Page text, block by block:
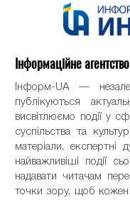
Інформаційне
Інформ-UA —
публікуються
висвітлюємо події у
суспільства та
матеріали,
найважливіші події
надавати читачам
точки зору, щоб кожен